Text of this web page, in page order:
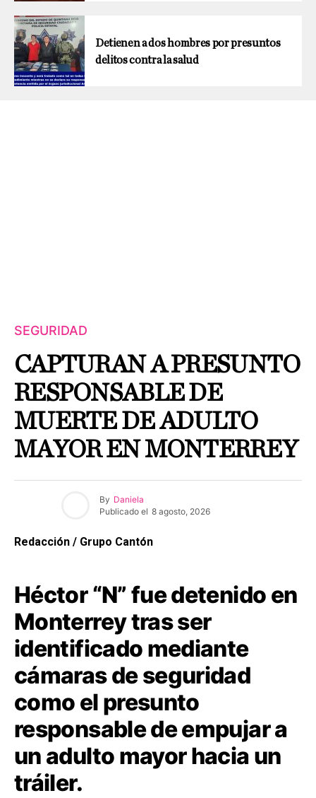
Detienen a dos hombres por presuntos
delitos contra la salud
SEGURIDAD
CAPTURAN A PRESUNTO
RESPONSABLE DE
MUERTE DE ADULTO
MAYOR EN MONTERREY
By Daniela
Publicado el 8 agosto, 2026
Redacción / Grupo Cantón
Héctor “N” fue detenido en
Monterrey tras ser
identificado mediante
cámaras de seguridad
como el presunto
responsable de empujar a
un adulto mayor hacia un
tráiler.